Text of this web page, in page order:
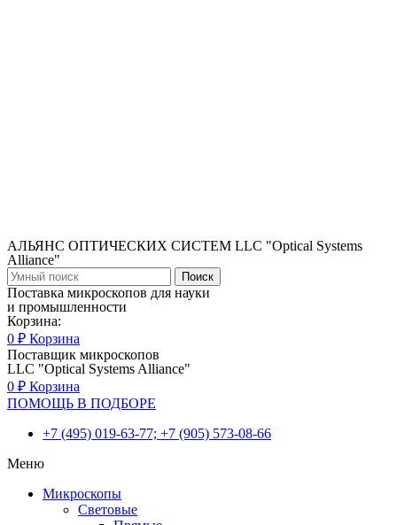
АЛЬЯНС ОПТИЧЕСКИХ СИСТЕМ LLC "Optical Systems
Alliance"
Поиск
Поставка микроскопов для науки
и промышленности
Корзина:
0 ₽ Корзина
Поставщик микроскопов
LLC "Optical Systems Alliance"
0 ₽ Корзина
ПОМОЩЬ В ПОДБОРЕ
+7 (495) 019-63-77; +7 (905) 573-08-66
Меню
Микроскопы
Световые